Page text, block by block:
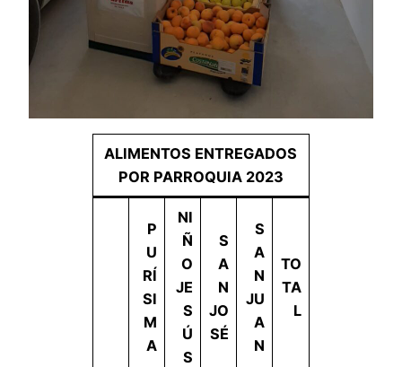
ALIMENTOS ENTREGADOS
POR PARROQUIA 2023
P
U
RÍ
SI
M
A
NI
Ñ
O
JE
S
Ú
S
S
A
N
JO
SÉ
S
A
N
JU
A
N
TO
TA
L